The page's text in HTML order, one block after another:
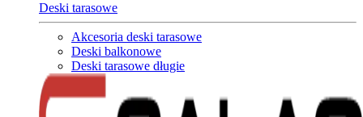
Deski tarasowe
Akcesoria deski tarasowe
Deski balkonowe
Deski tarasowe długie